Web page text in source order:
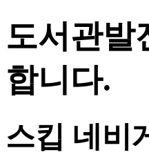
도서관발
합니다.
스킵 네비